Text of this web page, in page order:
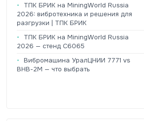
ТПК БРИК на MiningWorld Russia
2026: вибротехника и решения для
разгрузки | ТПК БРИК
ТПК БРИК на MiningWorld Russia
2026 — стенд C6065
Вибромашина УралЦНИИ 7771 vs
ВНВ-2М — что выбрать